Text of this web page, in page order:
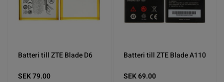
Batteri till ZTE Blade D6
SEK 79.00
Batteri till ZTE Blade A110
SEK 69.00